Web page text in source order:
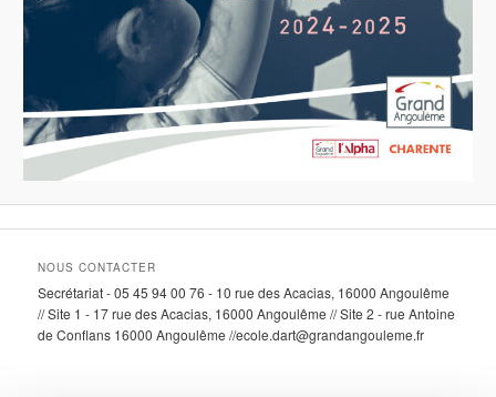
NOUS CONTACTER
Secrétariat - 05 45 94 00 76 - 10 rue des Acacias, 16000 Angoulême
// Site 1 - 17 rue des Acacias, 16000 Angoulême // Site 2 - rue Antoine
de Conflans 16000 Angoulême //ecole.dart@grandangouleme.fr